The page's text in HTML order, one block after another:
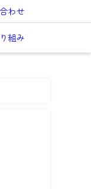
わせ
組み